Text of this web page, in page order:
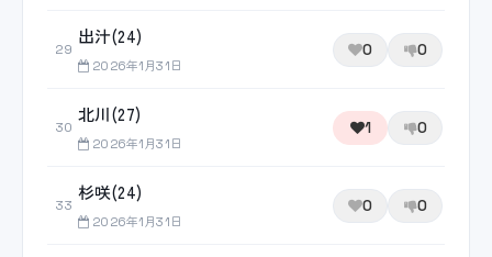
29
出汁(24)
2026年1月31日
0 0
30
北川(27)
2026年1月31日
1 0
33
杉咲(24)
2026年1月31日
0 0